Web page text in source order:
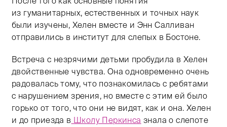
из гуманитарных, естественных и точных наук
были изучены, Хелен вместе и Энн Салливан
отправились в институт для слепых в Бостоне.
Встреча с незрячими детьми пробудила в Хелен
двойственные чувства. Она одновременно очень
радовалась тому, что познакомилась с ребятами
с нарушением зрения, но вместе с этим ей было
горько от того, что они не видят, как и она. Хелен
и до приезда в Школу Перкинса знала о слепоте